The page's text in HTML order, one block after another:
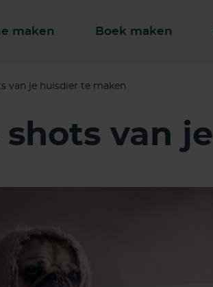
maken Boek maken
van je huisdier te maken
shots van